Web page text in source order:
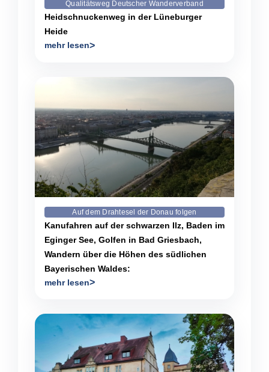
Qualitätsweg Deutscher Wanderverband
Heidschnuckenweg in der Lüneburger
Heide
mehr lesen
Auf dem Drahtesel der Donau folgen
Kanufahren auf der schwarzen Ilz, Baden im
Eginger See, Golfen in Bad Griesbach,
Wandern über die Höhen des südlichen
Bayerischen Waldes:
mehr lesen